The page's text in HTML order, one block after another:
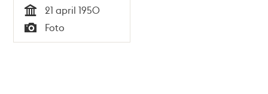
Tid
21 april 1950
Typ
Foto